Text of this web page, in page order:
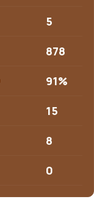
5
878
91%
15
8
0